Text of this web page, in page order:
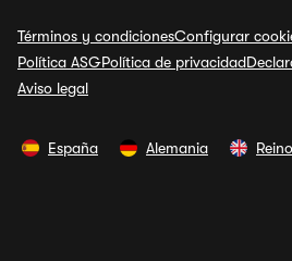
Términos y condicionesConfigurar
Política ASGPolítica de privacidad
Aviso legal
España Alemania